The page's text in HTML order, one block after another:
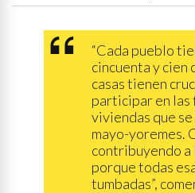
“Cada pueblo
cincuenta y cien
casas tienen
participar en las
viviendas que
mayo-yoremes.
contribuyendo a
porque todas
tumbadas”,